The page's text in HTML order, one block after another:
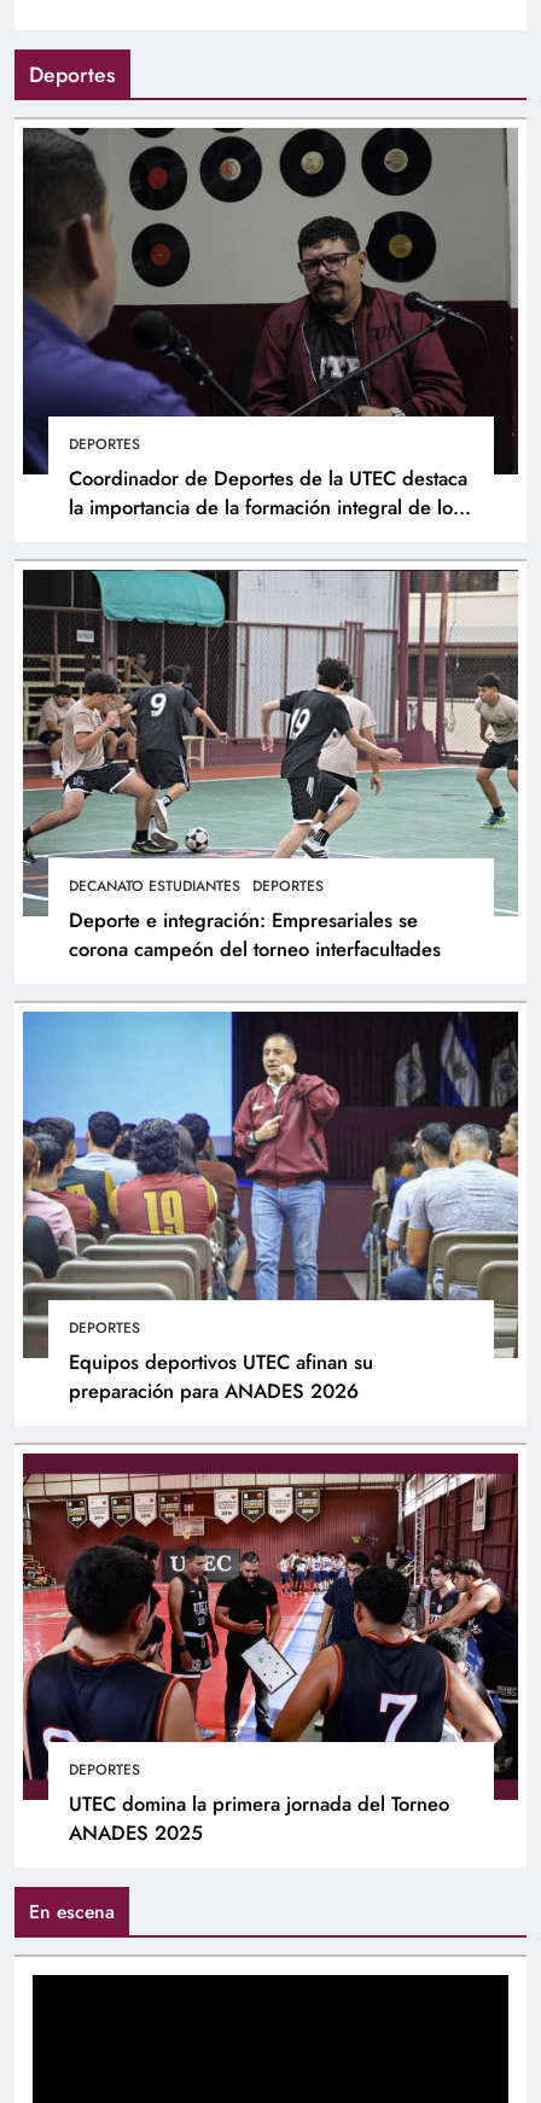
Deportes
DEPORTES
Coordinador de Deportes de la UTEC destaca
la importancia de la formación integral de los
DECANATO ESTUDIANTES DEPORTES
Deporte e integración: Empresariales se
corona campeón del torneo interfacultades
DEPORTES
Equipos deportivos UTEC afinan su
preparación para ANADES 2026
DEPORTES
UTEC domina la primera jornada del Torneo
ANADES 2025
En escena